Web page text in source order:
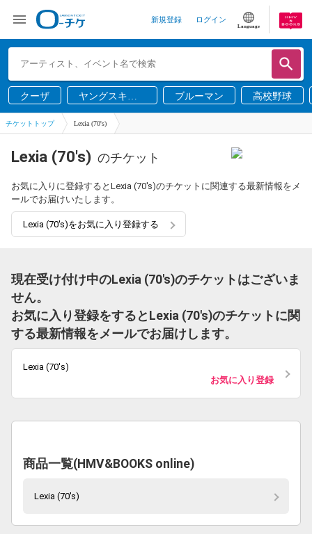
新規登録 ログイン
Language
クーザ
ヤングスキニ
ー
ブルーマン 高校野球
チケットトップ Lexia (70's)
Lexia (70's) のチケット
お気に入りに登録するとLexia (70's)のチケットに関連する最新情報をメ
ールでお届けいたします。
Lexia (70's)をお気に入り登録する
現在受け付け中のLexia (70's)のチケットはございま
せん。
お気に入り登録をするとLexia (70's)のチケットに関
する最新情報をメールでお届けします。
Lexia (70's)
お気に入り登録
商品一覧(HMV&BOOKS online)
Lexia (70's)